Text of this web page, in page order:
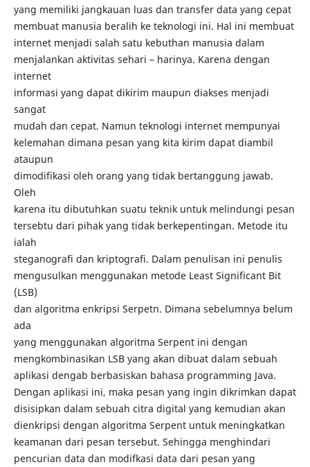
yang memiliki jangkauan luas dan transfer data yang cepat
membuat manusia beralih ke teknologi ini. Hal ini membuat
internet menjadi salah satu kebuthan manusia dalam
menjalankan aktivitas sehari – harinya. Karena dengan
internet
informasi yang dapat dikirim maupun diakses menjadi
sangat
mudah dan cepat. Namun teknologi internet mempunyai
kelemahan dimana pesan yang kita kirim dapat diambil
ataupun
dimodifikasi oleh orang yang tidak bertanggung jawab.
Oleh
karena itu dibutuhkan suatu teknik untuk melindungi pesan
tersebtu dari pihak yang tidak berkepentingan. Metode itu
ialah
steganografi dan kriptografi. Dalam penulisan ini penulis
mengusulkan menggunakan metode Least Significant Bit
(LSB)
dan algoritma enkripsi Serpetn. Dimana sebelumnya belum
ada
yang menggunakan algoritma Serpent ini dengan
mengkombinasikan LSB yang akan dibuat dalam sebuah
aplikasi dengab berbasiskan bahasa programming Java.
Dengan aplikasi ini, maka pesan yang ingin dikrimkan dapat
disisipkan dalam sebuah citra digital yang kemudian akan
dienkripsi dengan algoritma Serpent untuk meningkatkan
keamanan dari pesan tersebut. Sehingga menghindari
pencurian data dan modifkasi data dari pesan yang